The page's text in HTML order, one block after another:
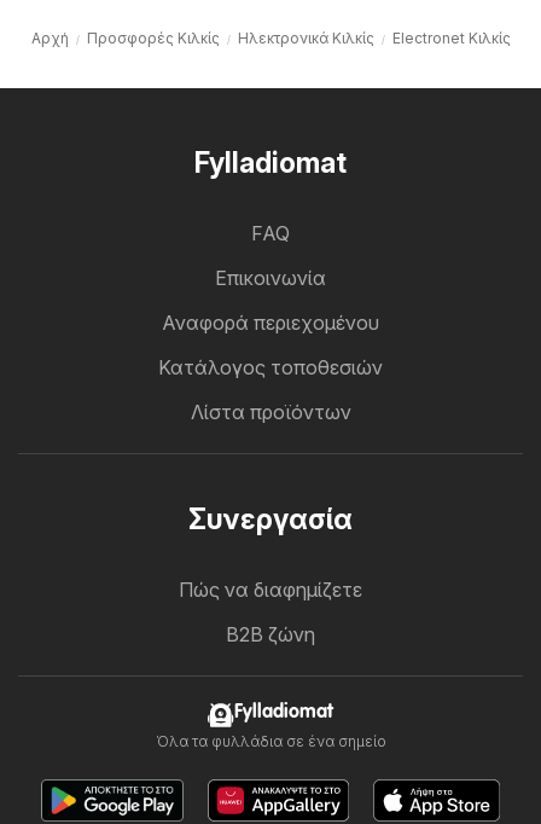
Αρχή Προσφορές Κιλκίς Hλεκτρονικά Κιλκίς Electronet Κιλκίς
Fylladiomat
FAQ
Επικοινωνία
Αναφορά περιεχομένου
Κατάλογος τοποθεσιών
Λίστα προϊόντων
Συνεργασία
Πώς να διαφημίζετε
B2B ζώνη
Fylladiomat
Όλα τα φυλλάδια σε ένα σημείο